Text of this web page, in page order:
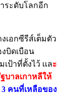
าระดับโลกอีก
เอกซีรีส์เต็มตัว
งบิดเบือน
ป้าที่ตั้งไว้ เเละ
บาลเกาหลีให้
คนที่เหลือของ